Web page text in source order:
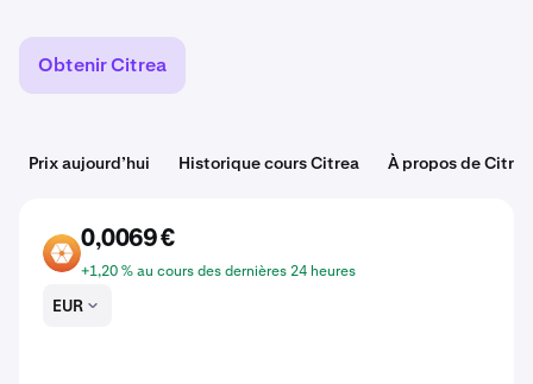
Obtenir Citrea
Prix aujourd’hui Historique cours Citrea À propos de Citrea
CTR
0,0069 €
+1,20 % au cours des dernières 24 heures
EUR